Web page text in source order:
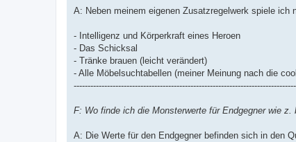
A: Neben meinem eigenen Zusatzregelwerk spiele ich
- Intelligenz und Körperkraft eines Heroen
- Das Schicksal
- Tränke brauen (leicht verändert)
- Alle Möbelsuchtabellen (meiner Meinung nach die
F: Wo finde ich die Monsterwerte für Endgegner wie z.
A: Die Werte für den Endgegner befinden sich in den